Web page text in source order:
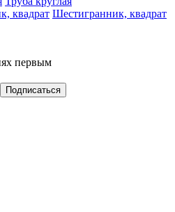
Шестигранник, квадрат
первым